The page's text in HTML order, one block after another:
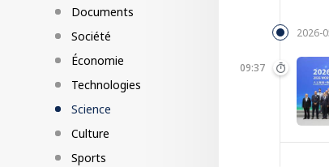
Documents
Société
Économie
Technologies
Science
Culture
Sports
2026-
09:37